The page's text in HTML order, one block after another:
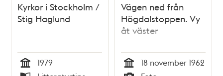
Kyrkor i Stockholm /
Stig Haglund
Tid
1979
Vägen ned från
Högdalstoppen. Vy
åt väster
Tid
18 november 1962